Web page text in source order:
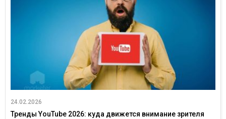
24.02.2026
Тренды YouTube 2026: куда движется внимание зрителя